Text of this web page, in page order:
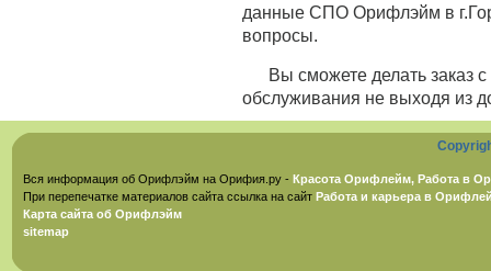
данные СПО Орифлэйм в
вопросы.
Вы сможете делать заказ
обслуживания не выходя из
Вся информация об Орифлэйм на Орифия.ру - Красота Орифлейм, Работа в
При перепечатке материалов сайта ссылка на сайт Работа и карьера в
Карта сайта об Орифлэйм
sitemap